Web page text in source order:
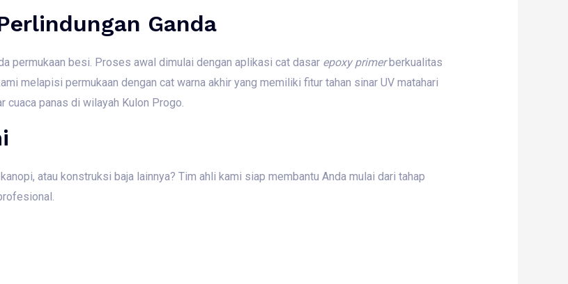
Ganda
permukaan besi. Proses awal dimulai dengan aplikasi cat dasar epoxy primerberkualitas
melapisi permukaan dengan cat warna akhir yang memiliki fitur tahan sinar UV matahari
cuaca panas di wilayah Kulon Progo.
atau konstruksi baja lainnya? Tim ahli kami siap membantu Anda mulai dari tahap